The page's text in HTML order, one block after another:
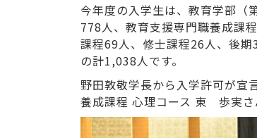
今年度の入学生は、教育学部（
778人、教育支援専門職養成課
課程69人、修士課程26人、後
の計1,038人です。
野田敦敬学長から入学許可が宣
養成課程 心理コース 東 歩実さ